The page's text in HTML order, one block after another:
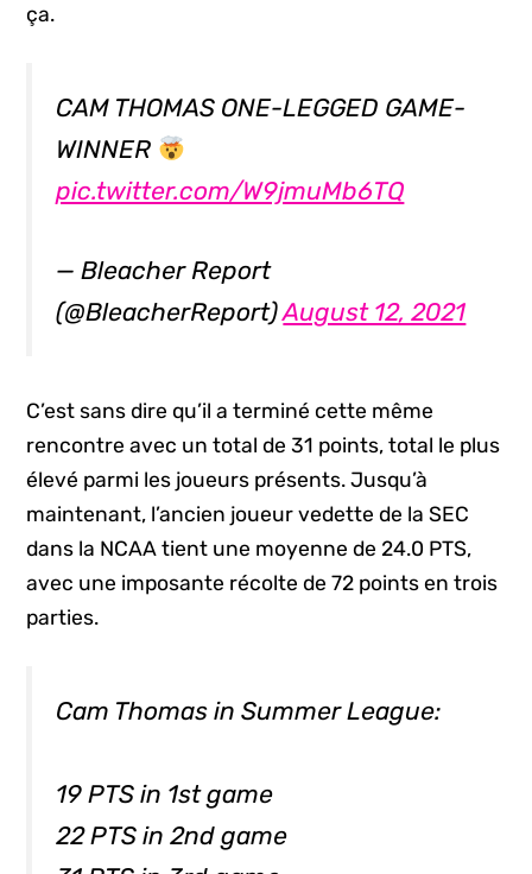
ça.
CAM THOMAS ONE-LEGGED GAME-
WINNER
pic.twitter.com/W9jmuMb6TQ
— Bleacher Report
(@BleacherReport)August 12, 2021
C’est sans dire qu’il a terminé cette même
rencontre avec un total de 31 points, total le plus
élevé parmi les joueurs présents. Jusqu’à
maintenant, l’ancien joueur vedette de la SEC
dans la NCAA tient une moyenne de 24.0 PTS,
avec une imposante récolte de 72 points en trois
parties.
Cam Thomas in Summer League:
19 PTS in 1st game
22 PTS in 2nd game